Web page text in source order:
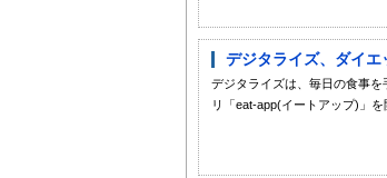
デジタライズ、ダイ
デジタライズは、毎日の食事
リ「eat-app(イートアップ)」